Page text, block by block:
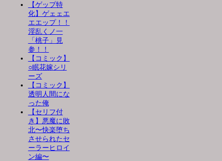
【ゲップ特
化】ゲェェエ
エエップ！！
淫乱くノ一
「桃子」見
参！！
【コミック】
○眠花嫁シリ
ーズ
【コミック】
透明人間にな
った俺
【セリフ付
き】悪魔に敗
北〜快楽堕ち
させられたセ
ーラーヒロイ
ン編〜